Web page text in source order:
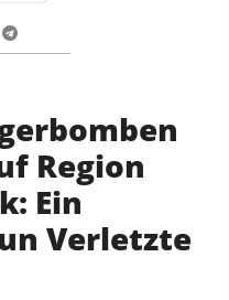
Region
Ein
Verletzte